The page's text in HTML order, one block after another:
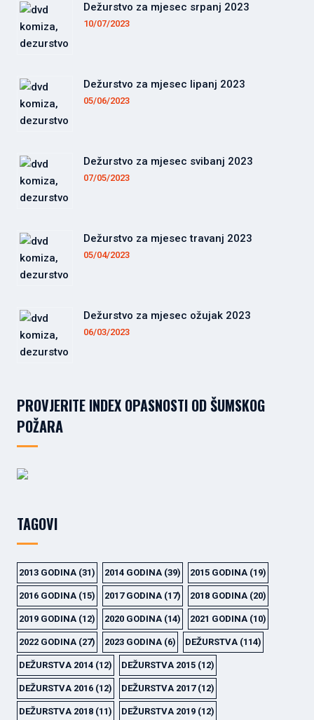
Dežurstvo za mjesec srpanj 2023
10/07/2023
Dežurstvo za mjesec lipanj 2023
05/06/2023
Dežurstvo za mjesec svibanj 2023
07/05/2023
Dežurstvo za mjesec travanj 2023
05/04/2023
Dežurstvo za mjesec ožujak 2023
06/03/2023
PROVJERITE INDEX OPASNOSTI OD ŠUMSKOG
POŽARA
TAGOVI
2013 GODINA (31) 2014 GODINA (39) 2015 GODINA (19)
2016 GODINA (15) 2017 GODINA (17) 2018 GODINA (20)
2019 GODINA (12) 2020 GODINA (14) 2021 GODINA (10)
2022 GODINA (27) 2023 GODINA (6) DEŽURSTVA (114)
DEŽURSTVA 2014 (12) DEŽURSTVA 2015 (12)
DEŽURSTVA 2016 (12) DEŽURSTVA 2017(12)
DEŽURSTVA 2018 (11) DEŽURSTVA 2019 (12)